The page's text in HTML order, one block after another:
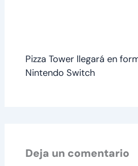
Pizza Tower llegará en
Nintendo Switch
Deja un comentario